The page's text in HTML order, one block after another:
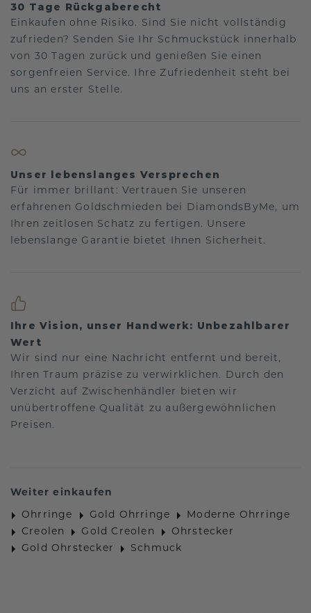
30 Tage Rückgaberecht
Einkaufen ohne Risiko. Sind Sie nicht vollständig
zufrieden? Senden Sie Ihr Schmuckstück innerhalb
von 30 Tagen zurück und genießen Sie einen
sorgenfreien Service. Ihre Zufriedenheit steht bei
uns an erster Stelle.
Unser lebenslanges Versprechen
Für immer brillant: Vertrauen Sie unseren
erfahrenen Goldschmieden bei DiamondsByMe, um
Ihren zeitlosen Schatz zu fertigen. Unsere
lebenslange Garantie bietet Ihnen Sicherheit.
Ihre Vision, unser Handwerk: Unbezahlbarer
Wert
Wir sind nur eine Nachricht entfernt und bereit,
Ihren Traum präzise zu verwirklichen. Durch den
Verzicht auf Zwischenhändler bieten wir
unübertroffene Qualität zu außergewöhnlichen
Preisen.
Weiter einkaufen
Ohrringe Gold Ohrringe
Moderne Ohrringe
Creolen
Gold Creolen
Ohrstecker
Gold Ohrstecker
Schmuck